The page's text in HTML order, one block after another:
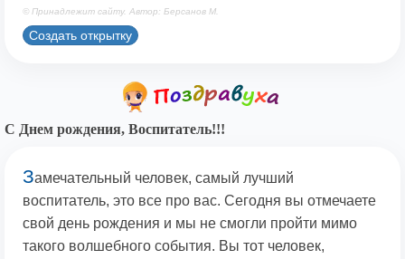
© Принадлежит сайту. Автор: Берсанов М.
Создать открытку
С Днем рождения, Воспитатель!!!
Замечательный человек, самый лучший
воспитатель, это все про вас. Сегодня вы отмечаете
свой день рождения и мы не смогли пройти мимо
такого волшебного события. Вы тот человек,